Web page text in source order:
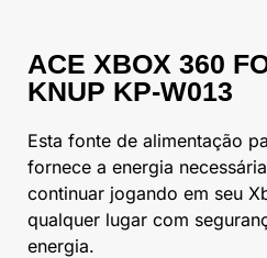
ACE XBOX 360
KNUP KP-W013
Esta fonte de alimentação
fornece a energia
continuar jogando em seu
qualquer lugar com
energia.